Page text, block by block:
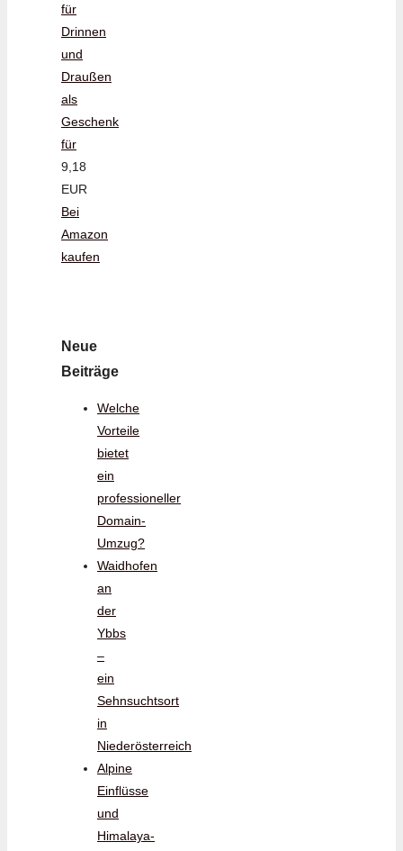
für
Drinnen
und
Draußen
als
Geschenk
für
9,18
EUR
Bei
Amazon
kaufen
Neue
Beiträge
Welche
Vorteile
bietet
ein
professioneller
Domain-
Umzug?
Waidhofen
an
der
Ybbs
–
ein
Sehnsuchtsort
in
Niederösterreich
Alpine
Einflüsse
und
Himalaya-